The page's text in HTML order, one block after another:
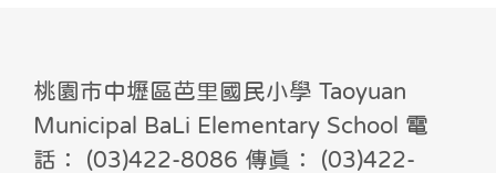
桃園市中壢區芭里國民小學 Taoyuan
Municipal BaLi Elementary School 電
話： (03)422-8086 傳真： (03)422-